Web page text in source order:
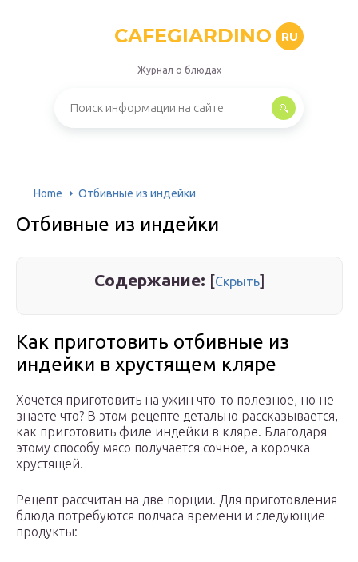
CAFEGIARDINO RU
Журнал о блюдах
Home Отбивные из индейки
Отбивные из индейки
Содержание: [Скрыть]
Как приготовить отбивные из
индейки в хрустящем кляре
Хочется приготовить на ужин что-то полезное, но не
знаете что? В этом рецепте детально рассказывается,
как приготовить филе индейки в кляре. Благодаря
этому способу мясо получается сочное, а корочка
хрустящей.
Рецепт рассчитан на две порции. Для приготовления
блюда потребуются полчаса времени и следующие
продукты: